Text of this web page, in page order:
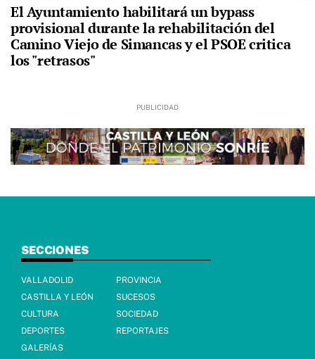
El Ayuntamiento habilitará un bypass
provisional durante la rehabilitación del
Camino Viejo de Simancas y el PSOE critica
los "retrasos"
SECCIONES
VALLADOLID
PROVINCIA
CASTILLA Y LEÓN
SUCESOS
CULTURA
SOCIEDAD
DEPORTES
REPORTAJES
GALERÍAS